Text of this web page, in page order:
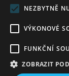
NEZBYTNĚ
VÝKONOVÉ
FUNKČNÍ
ZOBRAZIT